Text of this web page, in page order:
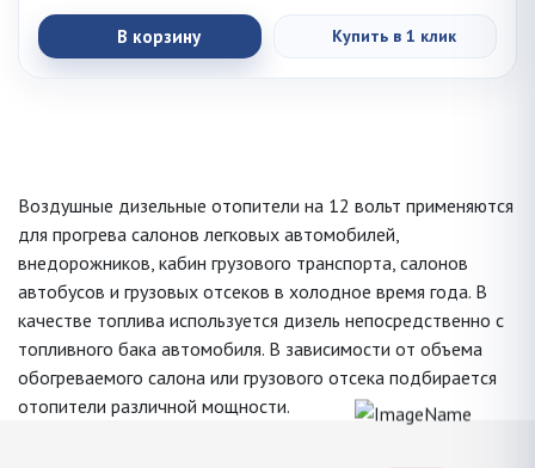
В корзину Купить в 1 клик
Воздушные дизельные отопители на 12 вольт применяются
для прогрева салонов легковых автомобилей,
внедорожников, кабин грузового транспорта, салонов
автобусов и грузовых отсеков в холодное время года. В
качестве топлива используется дизель непосредственно с
топливного бака автомобиля. В зависимости от объема
обогреваемого салона или грузового отсека подбирается
отопители различной мощности.